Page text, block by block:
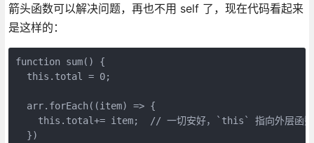
箭头函数可以解决问题，再也不用 self 了，现在代码看起来
是这样的：
function sum() {
  this.total = 0;
  arr.forEach((item) => {
    this.total+= item;  // 一切安好，`this` 指向外层函数
  })